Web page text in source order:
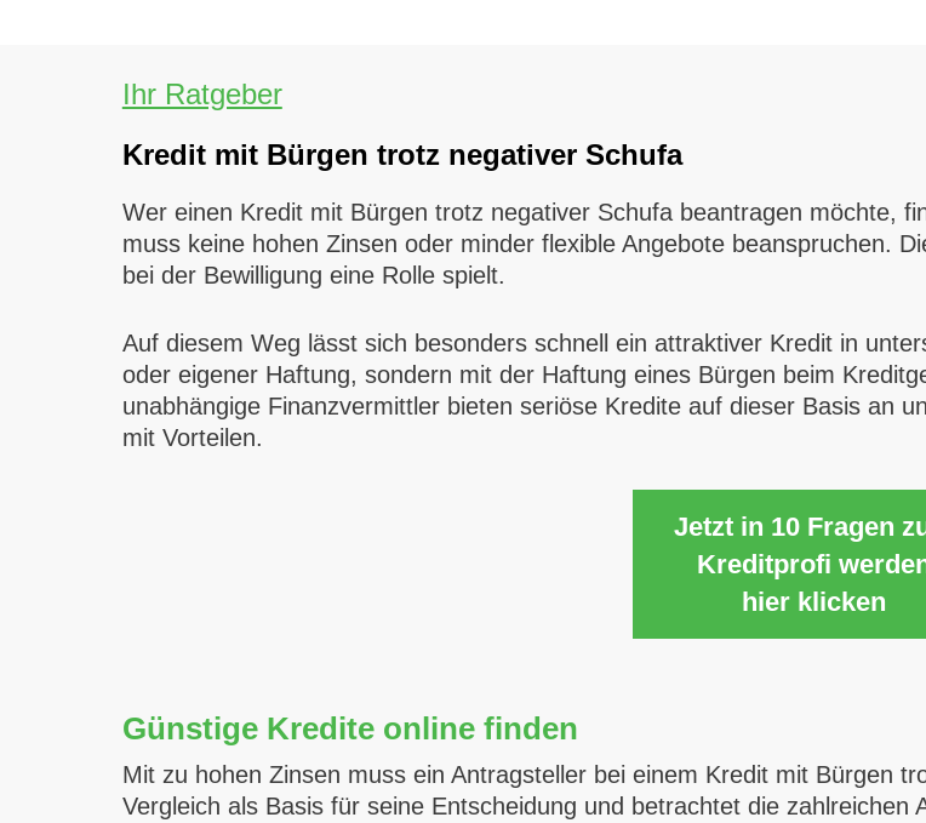
Ihr Ratgeber
Kredit mit Bürgen trotz negativer Schufa
Wer einen Kredit mit Bürgen trotz negativer Schufa beantragen möchte,
muss keine hohen Zinsen oder minder flexible Angebote beanspruchen.
bei der Bewilligung eine Rolle spielt.
Auf diesem Weg lässt sich besonders schnell ein attraktiver Kredit in
oder eigener Haftung, sondern mit der Haftung eines Bürgen beim
unabhängige Finanzvermittler bieten seriöse Kredite auf dieser Basis an
mit Vorteilen.
Jetzt in 10 Fragen
Kreditprofi
hier klicken
Günstige Kredite online finden
Mit zu hohen Zinsen muss ein Antragsteller bei einem Kredit mit Bürgen
Vergleich als Basis für seine Entscheidung und betrachtet die